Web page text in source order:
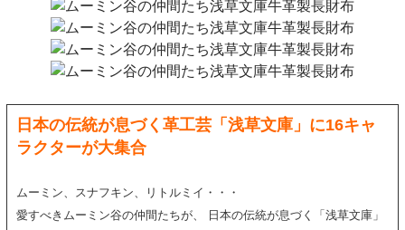
日本の伝統が息づく革工芸「浅草文庫」に16キャ
ラクターが大集合
ムーミン、スナフキン、リトルミイ・・・
愛すべきムーミン谷の仲間たちが、 日本の伝統が息づく「浅草文庫」